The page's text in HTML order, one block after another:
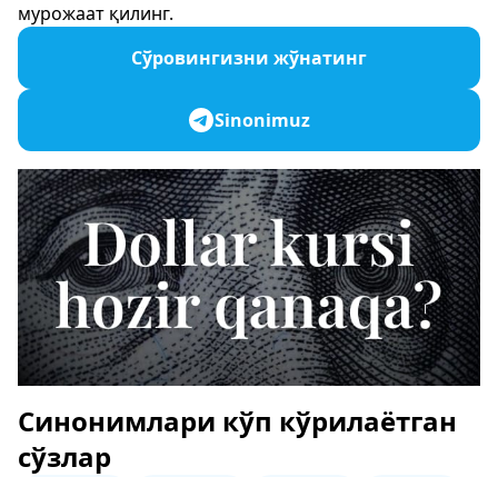
мурожаат қилинг.
Сўровингизни жўнатинг
Sinonimuz
Синонимлари кўп кўрилаётган
сўзлар